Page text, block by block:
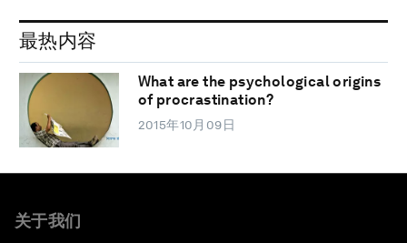
最热内容
What are the psychological origins
of procrastination?
2015年10月09日
关于我们